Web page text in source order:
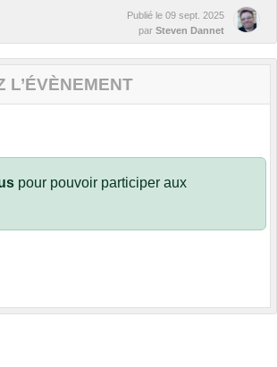
Publié le 09 sept. 2025
par Steven Dannet
L’ÉVÈNEMENT
pour pouvoir participer aux